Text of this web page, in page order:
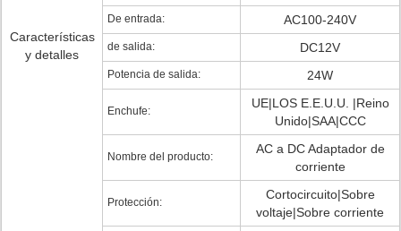
Características
y detalles
De entrada: AC100-240V
de salida: DC12V
Potencia de salida: 24W
Enchufe:
UE|LOS E.E.U.U. |Reino
Unido|SAA|CCC
Nombre del producto:
AC a DC Adaptador de
corriente
Protección:
Cortocircuito|Sobre
voltaje|Sobre corriente